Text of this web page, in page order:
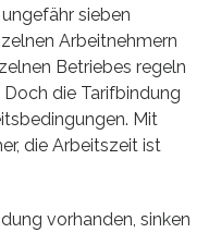
sieben
Arbeitnehmern
Betriebes regeln
die Tarifbindung
Mit
die Arbeitszeit ist
vorhanden, sinken